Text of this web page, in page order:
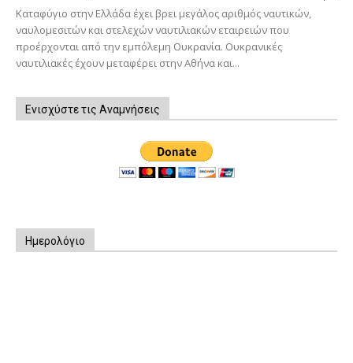
Καταφύγιο στην Ελλάδα έχει βρει μεγάλος αριθμός ναυτικών,
ναυλομεσιτών και στελεχών ναυτιλιακών εταιρειών που
προέρχονται από την εμπόλεμη Ουκρανία. Ουκρανικές
ναυτιλιακές έχουν μεταφέρει στην Αθήνα και...
Ενισχύστε τις Αναμνήσεις
Ημερολόγιο